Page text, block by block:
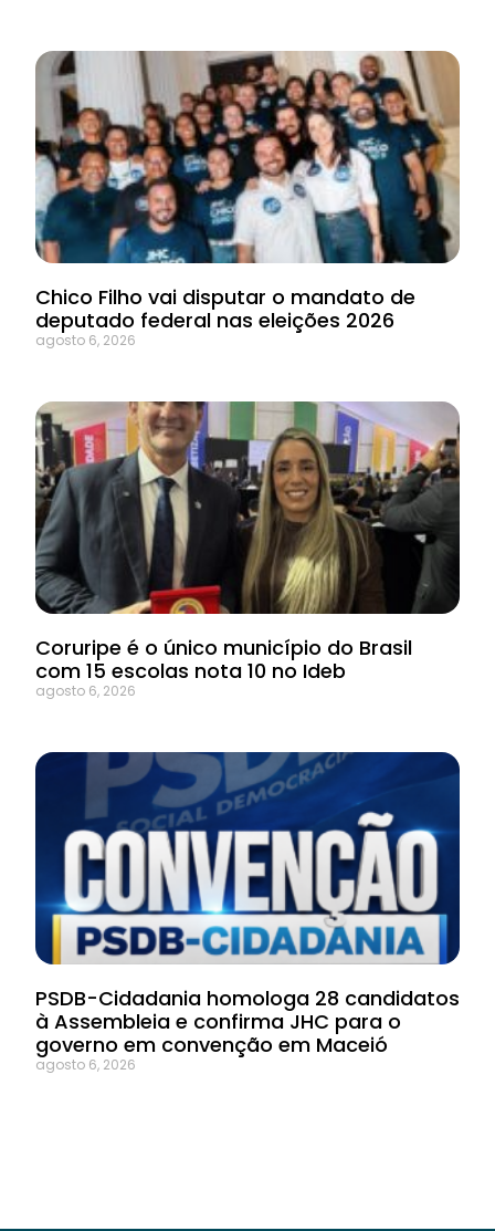
Chico Filho vai disputar o mandato de
deputado federal nas eleições 2026
agosto 6, 2026
Coruripe é o único município do Brasil
com 15 escolas nota 10 no Ideb
agosto 6, 2026
PSDB-Cidadania homologa 28 candidatos
à Assembleia e confirma JHC para o
governo em convenção em Maceió
agosto 6, 2026